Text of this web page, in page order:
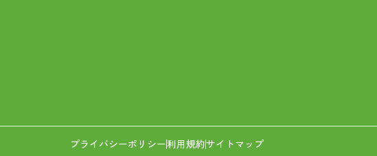
プライバシーポリシー利用規約サイトマップ